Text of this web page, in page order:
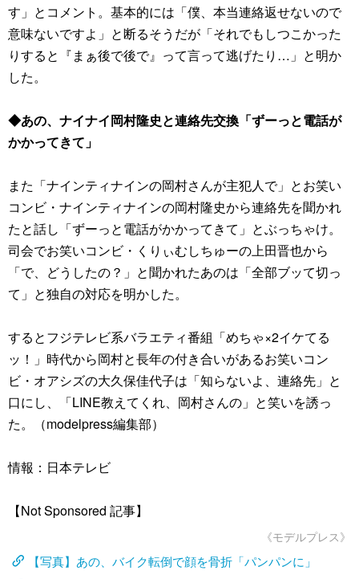
す」とコメント。基本的には「僕、本当連絡返せないので
意味ないですよ」と断るそうだが「それでもしつこかった
りすると『まぁ後で後で』って言って逃げたり…」と明か
した。
◆あの、ナイナイ岡村隆史と連絡先交換「ずーっと電話が
かかってきて」
また「ナインティナインの岡村さんが主犯人で」とお笑い
コンビ・ナインティナインの岡村隆史から連絡先を聞かれ
たと話し「ずーっと電話がかかってきて」とぶっちゃけ。
司会でお笑いコンビ・くりぃむしちゅーの上田晋也から
「で、どうしたの？」と聞かれたあのは「全部ブッて切っ
て」と独自の対応を明かした。
するとフジテレビ系バラエティ番組「めちゃ×2イケてる
ッ！」時代から岡村と長年の付き合いがあるお笑いコン
ビ・オアシズの大久保佳代子は「知らないよ、連絡先」と
口にし、「LINE教えてくれ、岡村さんの」と笑いを誘っ
た。（modelpress編集部）
情報：日本テレビ
【Not Sponsored 記事】
《モデルプレス》
【写真】あの、バイク転倒で顔を骨折「パンパンに」